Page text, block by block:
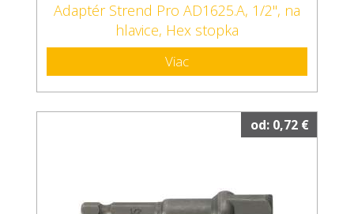
Adaptér Strend Pro AD1625.A, 1/2", na
hlavice, Hex stopka
Viac
od: 0,72 €